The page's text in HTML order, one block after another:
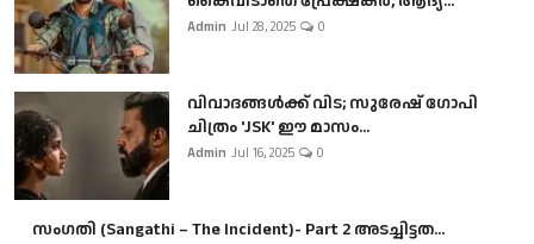
Admin Jul 28, 2025 0
വിവാദങ്ങൾക്ക് വിട; സുരേഷ് ഗോപി
ചിത്രം 'JSK' ഈ മാസം...
Admin Jul 16, 2025 0
സംഗതി (Sangathi – The Incident)- Part 2 അടച്ചിട്ടത...